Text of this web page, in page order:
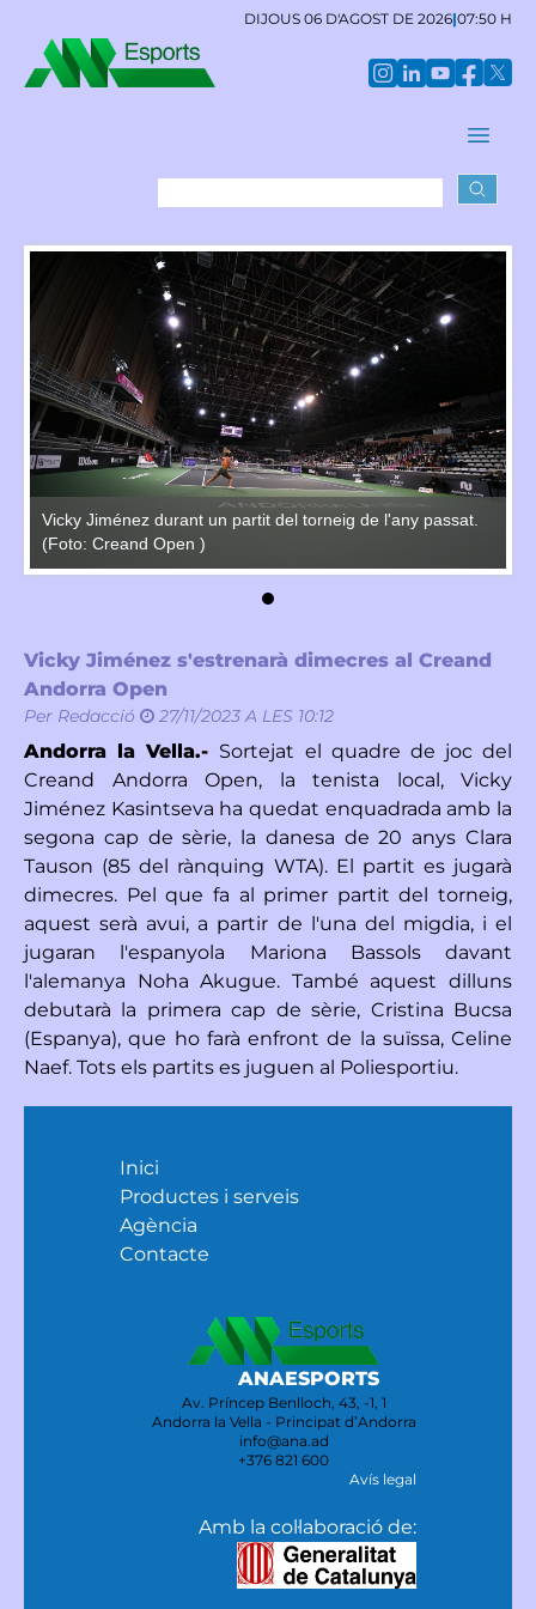
DIJOUS 06 D'AGOST DE 2026|07:50 H
Vicky Jiménez durant un partit del torneig de l'any passat.
(Foto: Creand Open )
Vicky Jiménez s'estrenarà dimecres al Creand
Andorra Open
Per Redacció 27/11/2023 A LES 10:12
Andorra la Vella.- Sortejat el quadre de joc del
Creand Andorra Open, la tenista local, Vicky
Jiménez Kasintseva ha quedat enquadrada amb la
segona cap de sèrie, la danesa de 20 anys Clara
Tauson (85 del rànquing WTA). El partit es jugarà
dimecres. Pel que fa al primer partit del torneig,
aquest serà avui, a partir de l'una del migdia, i el
jugaran l'espanyola Mariona Bassols davant
l'alemanya Noha Akugue. També aquest dilluns
debutarà la primera cap de sèrie, Cristina Bucsa
(Espanya), que ho farà enfront de la suïssa, Celine
Naef. Tots els partits es juguen al Poliesportiu.
Inici
Productes i serveis
Agència
Contacte
ANAESPORTS
Av. Príncep Benlloch, 43, -1, 1
Andorra la Vella - Principat d’Andorra
info@ana.ad
+376 821 600
Avís legal
Amb la col·laboració de: